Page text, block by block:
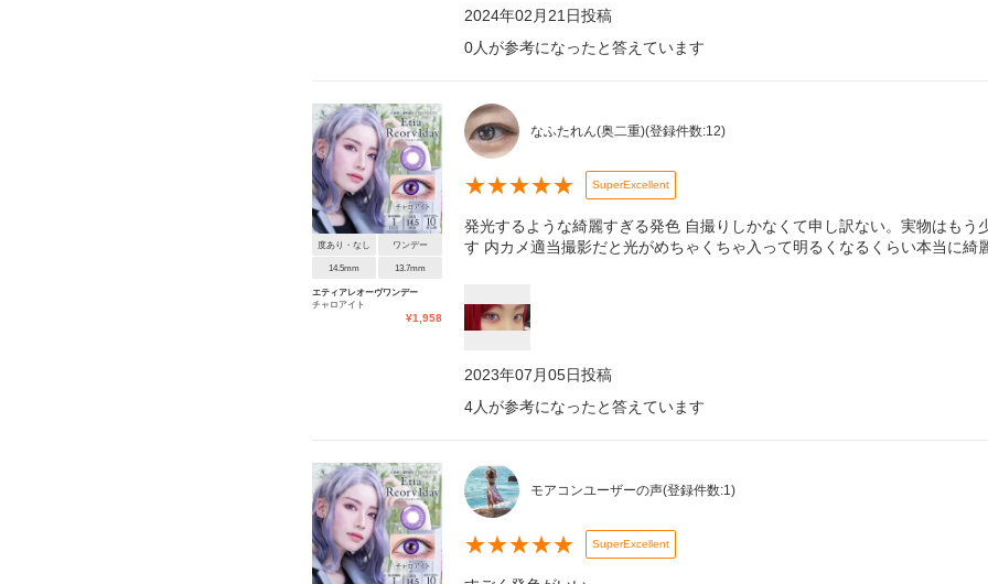
2024年02月21日投稿
0人が参考になったと答えています
度あり・なし ワンデー
14.5mm 13.7mm
エティアレオーヴワンデー
チャロアイト
¥1,958
なふたれん(奥二重)(登録件数:12)
★★★★★ SuperExcellent
発光するような綺麗すぎる発色 自撮りしかなくて申し訳ない。実物はもう
す 内カメ適当撮影だと光がめちゃくちゃ入って明るくなるくらい本当に綺
2023年07月05日投稿
4人が参考になったと答えています
モアコンユーザーの声(登録件数:1)
★★★★★ SuperExcellent